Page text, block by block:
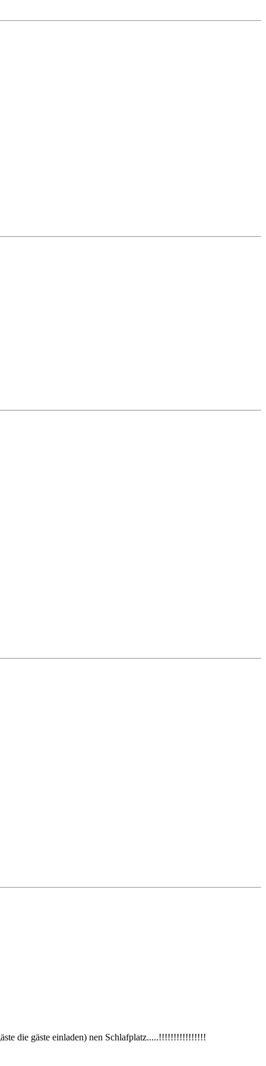
die gäste einladen) nen Schlafplatz.....!!!!!!!!!!!!!!!!